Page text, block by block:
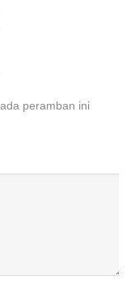
peramban ini